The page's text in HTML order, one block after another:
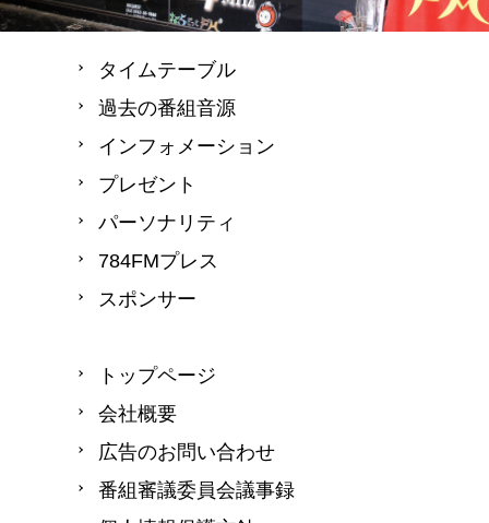
トップページ
会社概要
広告のお問い合わせ
番組審議委員会議事録
タイムテーブル
過去の番組音源
インフォメーション
プレゼント
パーソナリティ
784FMプレス
スポンサー